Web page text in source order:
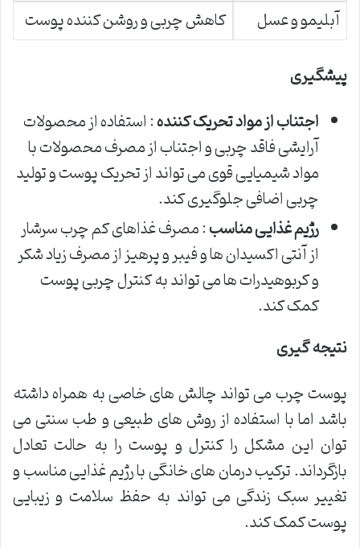
آبلیمو و عسل
کاهش چربی و روشن کننده پوست
پیشگیری
اجتناب از مواد تحریک کننده: استفاده از محصولات
آرایشی فاقد چربی و اجتناب از مصرف محصولات با
مواد شیمیایی قوی می تواند از تحریک پوست و تولید
چربی اضافی جلوگیری کند.
رژیم غذایی مناسب: مصرف غذاهای کم چرب سرشار
از آنتی اکسیدان ها و فیبر و پرهیز از مصرف زیاد شکر
و کربوهیدرات ها می تواند به کنترل چربی پوست
کمک کند.
نتیجه گیری
پوست چرب می تواند چالش های خاصی به همراه داشته
باشد اما با استفاده از روش های طبیعی و طب سنتی می
توان این مشکل را کنترل و پوست را به حالت تعادل
بازگرداند. ترکیب درمان های خانگی با رژیم غذایی مناسب و
تغییر سبک زندگی می تواند به حفظ سلامت و زیبایی
پوست کمک کند.